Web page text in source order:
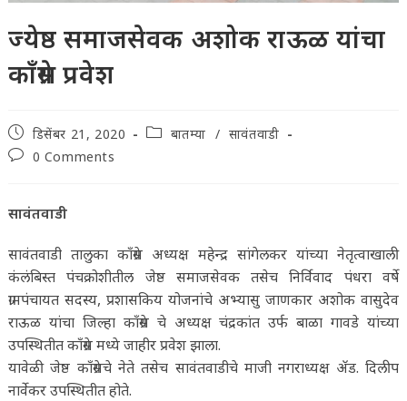
ज्येष्ठ समाजसेवक अशोक राऊळ यांचा
काँग्रेस प्रवेश
Post
published:
डिसेंबर 21, 2020
Postबातम्या / सावंतवाडी
Post0 Comments
सावंतवाडी
सावंतवाडी तालुका काँग्रेस अध्यक्ष महेन्द्र सांगेलकर यांच्या नेतृत्वाखाली
कंलंबिस्त पंचक्रोशीतील जेष्ठ समाजसेवक तसेच निर्विवाद पंधरा वर्षे
ग्रामपंचायत सदस्य, प्रशासकिय योजनांचे अभ्यासु जाणकार अशोक वासुदेव
राऊळ यांचा जिल्हा काँग्रेस चे अध्यक्ष चंद्रकांत उर्फ बाळा गावडे यांच्या
उपस्थितीत काँग्रेस मध्ये जाहीर प्रवेश झाला.
यावेळी जेष्ठ काँग्रेसचे नेते तसेच सावंतवाडीचे माजी नगराध्यक्ष ॲड. दिलीप
नार्वेकर उपस्थितीत होते.